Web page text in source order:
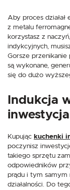
Aby proces
z metalu
korzystasz z
indykcyjnych,
Gorsze przenikanie
są wykonane,
się do dużo
Indukcja
Kupując kuchenki
poczynisz
takiego sprzętu
odpowiedników
prądu i tym samym
działalności. Do